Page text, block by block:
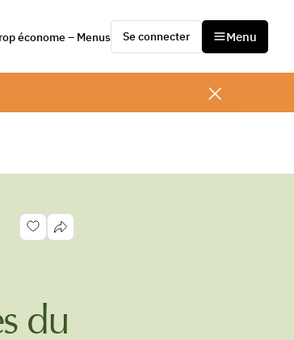
économe – Menus Se connecter Menu
du